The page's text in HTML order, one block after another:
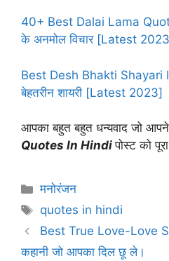
40+ Best Dalai Lama
के अनमोल विचार [Latest
Best Desh Bhakti Shayari
बेहतरीन शायरी [Latest 2023]
आपका बहुत बहुत धन्यवाद जो आपने
Quotes In Hindiपोस्ट को
Categories
मनोरंजन
Tags
quotes in hindi
Best True Love-Love
कहानी जो आपका दिल छू ले।